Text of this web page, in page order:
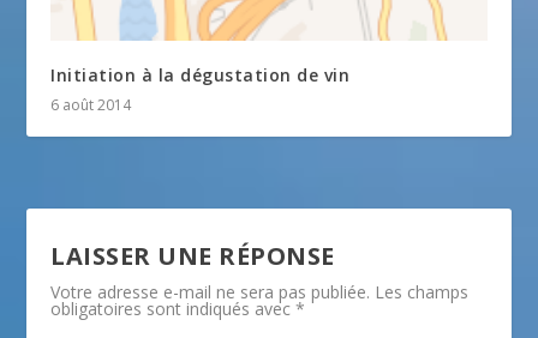
Initiation à la dégustation de vin
6 août 2014
LAISSER UNE RÉPONSE
Votre adresse e-mail ne sera pas publiée. Les champs
obligatoires sont indiqués avec*